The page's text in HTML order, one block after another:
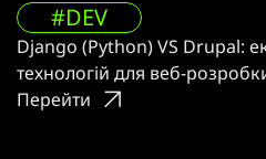
#DEV
Django (Python) VS Drupal:
технологій для веб-
Перейти